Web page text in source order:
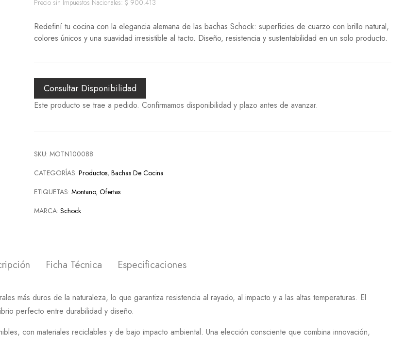
Pavas
Jarras eléctricas
Precio sin Impuestos Nacionales: $ 900.413
Redefiní tu cocina con la elegancia alemana de las bachas Schock: superficies de cuarzo con brillo natural,
colores únicos y una suavidad irresistible al tacto. Diseño, resistencia y sustentabilidad en un solo producto.
Consultar Disponibilidad
Este producto se trae a pedido. Confirmamos disponibilidad y plazo antes de avanzar.
SKU: MOTN100088
CATEGORÍAS: Productos, Bachas De Cocina
ETIQUETAS: Montano, Ofertas
MARCA: Schock
Ficha Técnica Especificaciones
más duros de la naturaleza, lo que garantiza resistencia al rayado, al impacto y a las altas temperaturas. El
perfecto entre durabilidad y diseño.
con materiales reciclables y de bajo impacto ambiental. Una elección consciente que combina innovación,